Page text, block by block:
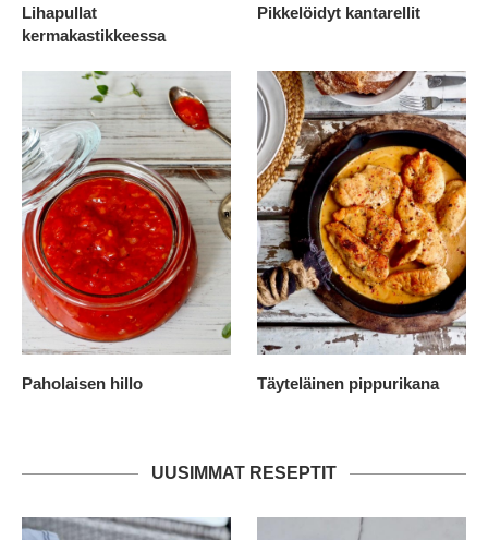
Lihapullat
kermakastikkeessa
Pikkelöidyt kantarellit
Paholaisen hillo Täyteläinen pippurikana
UUSIMMAT RESEPTIT